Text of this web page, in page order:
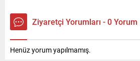
Ziyaretçi Yorumları - 0 Yorum
Henüz yorum yapılmamış.